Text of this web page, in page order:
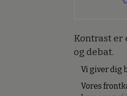
Kontrast er
og debat.
Vi giver dig
Vores